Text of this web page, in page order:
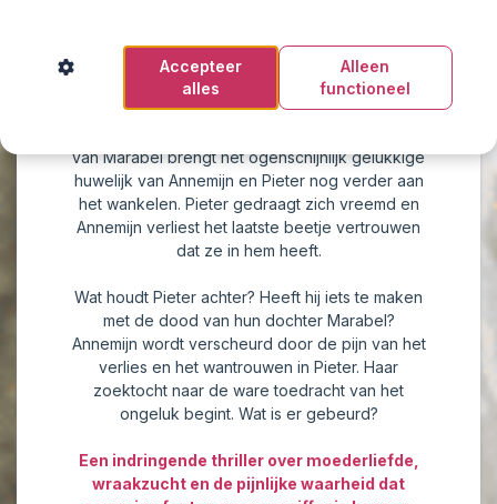
Op een zondagmiddag verongelukt de
dertienjarige dochter van Annemijn en Pieter. De
dader rijdt door en de politie vindt geen enkel
van Marabel brengt het ogenschijnlijk gelukkige
huwelijk van Annemijn en Pieter nog verder aan
het wankelen. Pieter gedraagt zich vreemd en
Annemijn verliest het laatste beetje vertrouwen
dat ze in hem heeft.
Wat houdt Pieter achter? Heeft hij iets te maken
met de dood van hun dochter Marabel?
Annemijn wordt verscheurd door de pijn van het
verlies en het wantrouwen in Pieter. Haar
zoektocht naar de ware toedracht van het
ongeluk begint. Wat is er gebeurd?
Een indringende thriller over moederliefde,
wraakzucht en de pijnlijke waarheid dat
Alleen
functioneel
Accepteer
alles